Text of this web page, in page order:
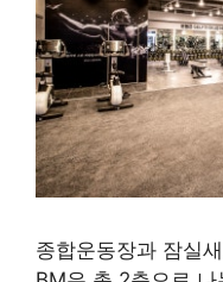
종합운동장과 잠실